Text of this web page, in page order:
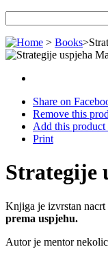
> Books>
Share on
Remove this
Add this
Print
Strategije
Knjiga je izvrstan nacrt
prema uspjehu.
Autor je mentor